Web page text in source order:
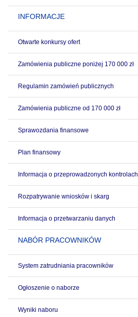
INFORMACJE
Otwarte konkursy ofert
Zamówienia publiczne poniżej 170 000 zł
Regulamin zamówień publicznych
Zamówienia publiczne od 170 000 zł
Sprawozdania finansowe
Plan finansowy
Informacja o przeprowadzonych kontrolach
Rozpatrywanie wniosków i skarg
Informacja o przetwarzaniu danych
NABÓR PRACOWNIKÓW
System zatrudniania pracowników
Ogłoszenie o naborze
Wyniki naboru